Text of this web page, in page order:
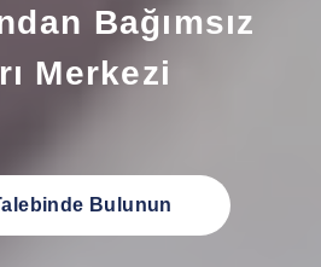
Bağımsız
Merkezi
Bulunun